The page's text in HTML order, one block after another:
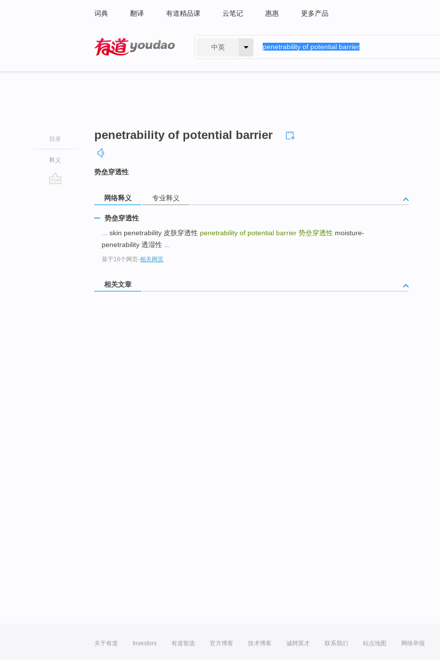
词典 翻译 有道精品课 云笔记 惠惠 更多产品
中英
目录
释义
penetrability of potential barrier
势垒穿透性
网络释义 专业释义
势垒穿透性
... skin penetrability 皮肤穿透性 penetrability of potential barrier 势垒穿透性 moisture-
penetrability 透湿性 ...
基于16个网页-相关网页
相关文章
关于有道 Investors 有道智选 官方博客 技术博客 诚聘英才 联系我们 站点地图 网络举报